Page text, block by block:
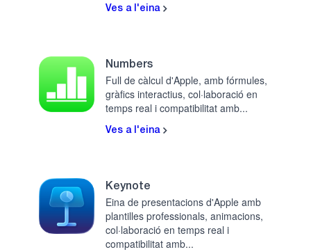
Ves a l'eina
Numbers
Full de càlcul d'Apple, amb fórmules,
gràfics interactius, col·laboració en
temps real i compatibilitat amb...
Ves a l'eina
Keynote
Eina de presentacions d'Apple amb
plantilles professionals, animacions,
col·laboració en temps real i
compatibilitat amb...